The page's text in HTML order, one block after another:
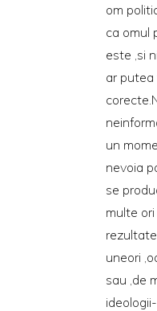
om
ca omul
este ,si
ar
un
nevoia
se
multe
uneori
sau ,de